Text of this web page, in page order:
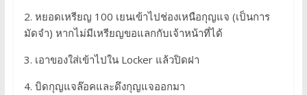
2. หยอดเหรียญ 100 เยนเข้าไปช่องเหนือกุญแจ (เป็นการ
มัดจำ) หากไม่มีเหรียญขอแลกกับเจ้าหน้าที่ได้
3. เอาของใส่เข้าไปใน Locker แล้วปิดฝา
4. บิดกุญแจล๊อคและดึงกุญแจออกมา